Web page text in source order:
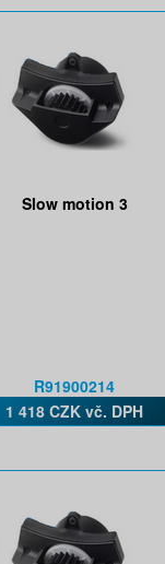
Slow motion 3
R91900214
1 418 CZK vč. DPH